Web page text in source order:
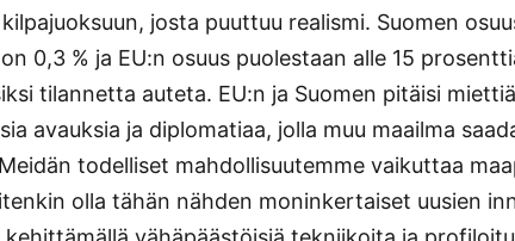
josta puuttuu realismi. Suomen
0,3 % ja EU:n osuus puolestaan alle 15
tilannetta auteta. EU:n ja Suomen pitäisi
avauksia ja diplomatiaa, jolla muu maailma
todelliset mahdollisuutemme vaikuttaa
olla tähän nähden moninkertaiset uusien